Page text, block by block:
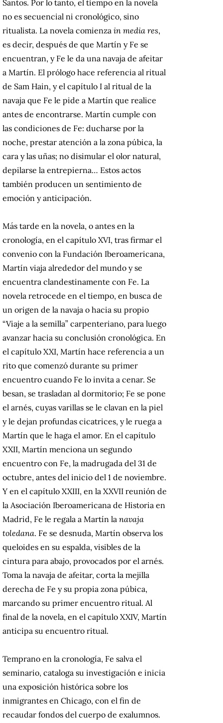
Santos. Por lo tanto, el tiempo en la novela
no es secuencial ni cronológico, sino
ritualista. La novela comienza in media res,
es decir, después de que Martín y Fe se
encuentran, y Fe le da una navaja de afeitar
a Martín. El prólogo hace referencia al ritual
de Sam Hain, y el capítulo I al ritual de la
navaja que Fe le pide a Martín que realice
antes de encontrarse. Martín cumple con
las condiciones de Fe: ducharse por la
noche, prestar atención a la zona púbica, la
cara y las uñas; no disimular el olor natural,
depilarse la entrepierna… Estos actos
también producen un sentimiento de
emoción y anticipación.
Más tarde en la novela, o antes en la
cronología, en el capítulo XVI, tras firmar el
convenio con la Fundación Iberoamericana,
Martín viaja alrededor del mundo y se
encuentra clandestinamente con Fe. La
novela retrocede en el tiempo, en busca de
un origen de la navaja o hacia su propio
“Viaje a la semilla” carpenteriano, para luego
avanzar hacia su conclusión cronológica. En
el capítulo XXI, Martín hace referencia a un
rito que comenzó durante su primer
encuentro cuando Fe lo invita a cenar. Se
besan, se trasladan al dormitorio; Fe se pone
el arnés, cuyas varillas se le clavan en la piel
y le dejan profundas cicatrices, y le ruega a
Martín que le haga el amor. En el capítulo
XXII, Martín menciona un segundo
encuentro con Fe, la madrugada del 31 de
octubre, antes del inicio del 1 de noviembre.
Y en el capítulo XXIII, en la XXVII reunión de
la Asociación Iberoamericana de Historia en
Madrid, Fe le regala a Martín la navaja
toledana. Fe se desnuda, Martín observa los
queloides en su espalda, visibles de la
cintura para abajo, provocados por el arnés.
Toma la navaja de afeitar, corta la mejilla
derecha de Fe y su propia zona púbica,
marcando su primer encuentro ritual. Al
final de la novela, en el capítulo XXIV, Martín
anticipa su encuentro ritual.
Temprano en la cronología, Fe salva el
seminario, cataloga su investigación e inicia
una exposición histórica sobre los
inmigrantes en Chicago, con el fin de
recaudar fondos del cuerpo de exalumnos.